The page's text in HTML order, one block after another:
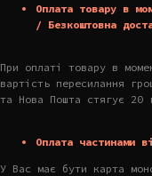
Оплата товару в
/ Безкоштовна
При оплаті товару в
вартість пересилання
та Нова Пошта стягує 20
Оплата частинами
У Вас має бути карта